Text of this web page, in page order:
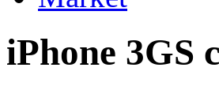
iPhone 3GS